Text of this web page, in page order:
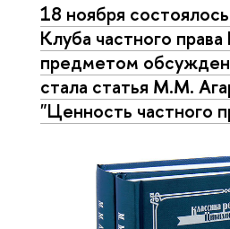
18 ноября
Клуба частного
предметом
стала статья М.М.
"Ценность частного